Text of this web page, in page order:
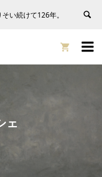
い続けて126年。


ェ